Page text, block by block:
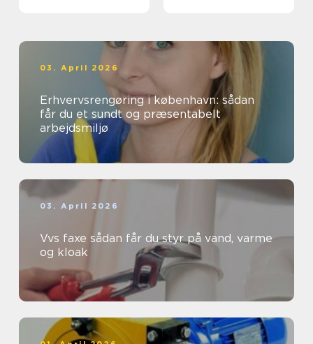
03. April 2026
Erhvervsrengøring i københavn: sådan
får du et sundt og præsentabelt
arbejdsmiljø
03. April 2026
Vvs faxe sådan får du styr på vand, varme
og kloak